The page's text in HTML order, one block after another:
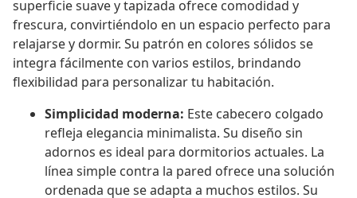
superficie suave y tapizada ofrece comodidad y
frescura, convirtiéndolo en un espacio perfecto para
relajarse y dormir. Su patrón en colores sólidos se
integra fácilmente con varios estilos, brindando
flexibilidad para personalizar tu habitación.
Simplicidad moderna: Este cabecero colgado
refleja elegancia minimalista. Su diseño sin
adornos es ideal para dormitorios actuales. La
línea simple contra la pared ofrece una solución
ordenada que se adapta a muchos estilos. Su